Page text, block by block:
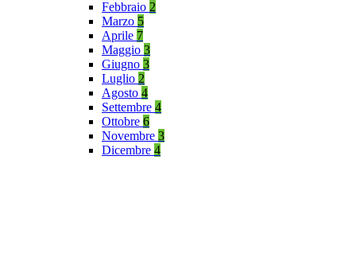
Febbraio 2
Marzo 5
Aprile 7
Maggio 3
Giugno 3
Luglio 2
Agosto 4
Settembre 4
Ottobre 6
Novembre 3
Dicembre 4